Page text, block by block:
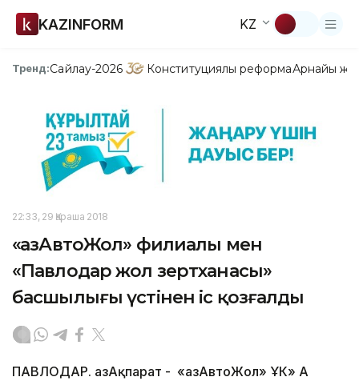
KAZINFORM KZ
Тренд:Сайлау-2026 Конституциялық реформаАрнайы
22:33, 29 Қараша 2018
«ҚазАвтоЖол» филиалы мен
«Павлодар жол зертханасы»
басшылығы үстінен іс қозғалды
ПАВЛОДАР. ҚазАқпарат - «ҚазАвтоЖол» ҰК» АҚ